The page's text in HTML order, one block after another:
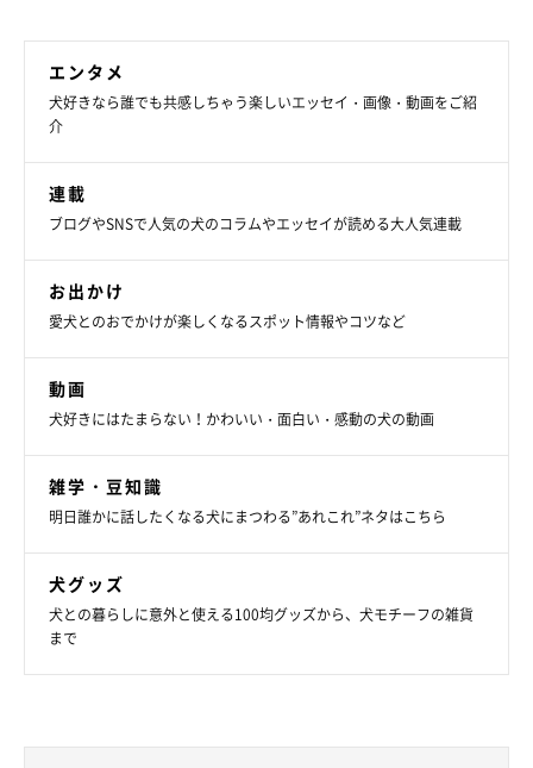
今回のことは、我が家の防災について考えるいい機会となりまし
た。「多分なんとかなる」ではなく、「その時が来たらどうす
る？」ということを、もっともっと真剣に考えて行こうと思いま
す。
エンタメ
犬好きなら誰でも共感しちゃう楽しいエッセイ・画像・動画をご紹
介
連載
ブログやSNSで人気の犬のコラムやエッセイが読める大人気連載
お出かけ
愛犬とのおでかけが楽しくなるスポット情報やコツなど
動画
犬好きにはたまらない！かわいい・面白い・感動の犬の動画
雑学・豆知識
明日誰かに話したくなる犬にまつわる”あれこれ”ネタはこちら
犬グッズ
犬との暮らしに意外と使える100均グッズから、犬モチーフの雑貨
まで